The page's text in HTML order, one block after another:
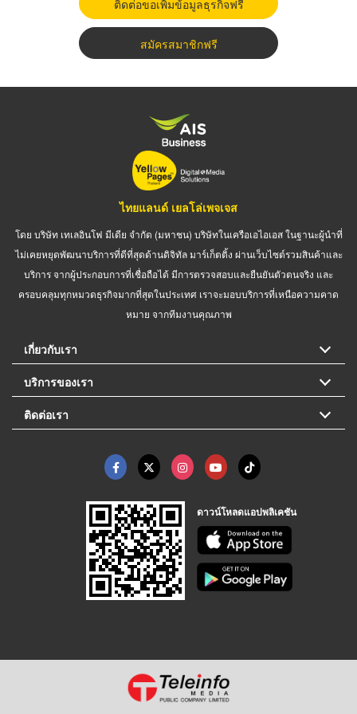
ติดต่อขอเพิ่มข้อมูลธุรกิจฟรี
สมัครสมาชิกฟรี
ไทยแลนด์ เยลโล่เพจเจส
โดย บริษัท เทเลอินโฟ มีเดีย จำกัด (มหาชน) บริษัทในเครือเอไอเอส ในฐานะผู้นำที่
ไม่เคยหยุดพัฒนาบริการที่ดีที่สุดด้านดิจิทัล มาร์เก็ตติ้ง ผ่านเว็บไซต์รวมสินค้าและ
บริการ จากผู้ประกอบการที่เชื่อถือได้ มีการตรวจสอบและยืนยันตัวตนจริง และ
ครอบคลุมทุกหมวดธุรกิจมากที่สุดในประเทศ เราจะมอบบริการที่เหนือความคาด
หมาย จากทีมงานคุณภาพ
เกี่ยวกับเรา
บริการของเรา
ติดต่อเรา
ดาวน์โหลดแอปพลิเคชัน